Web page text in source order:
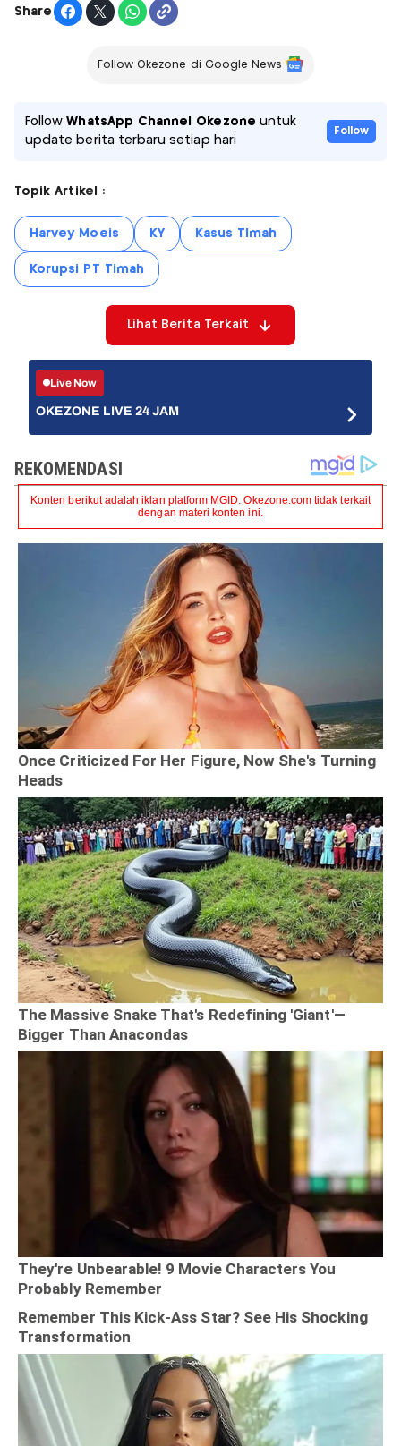
Share
Follow Okezone di Google News
FollowWhatsApp Channel Okezone untuk
update berita terbaru setiap hari
Follow
Topik Artikel :
Harvey Moeis KY Kasus TImah
Korupsi PT Timah
Lihat Berita Terkait
Live Now
OKEZONE LIVE 24 JAM